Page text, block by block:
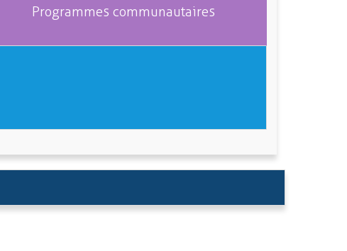
Programmes communautaires